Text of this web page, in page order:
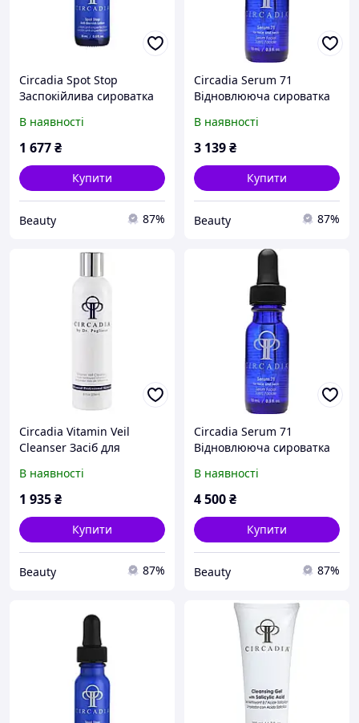
Circadia Spot Stop
Заспокійлива сироватка
обличчя 15 мл
В наявності
1 677₴
Купити
Beauty 87%
Circadia Serum 71
Відновлююча сироватка
В наявності
3 139₴
Купити
Beauty 87%
Circadia Vitamin Veil
Cleanser Засіб для
з антиоксидантами 236
мл
В наявності
1 935₴
Купити
Beauty 87%
Circadia Serum 71
Відновлююча сироватка
В наявності
4 500₴
Купити
Beauty 87%